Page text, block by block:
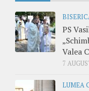
PS
Valea
7
LUMEA